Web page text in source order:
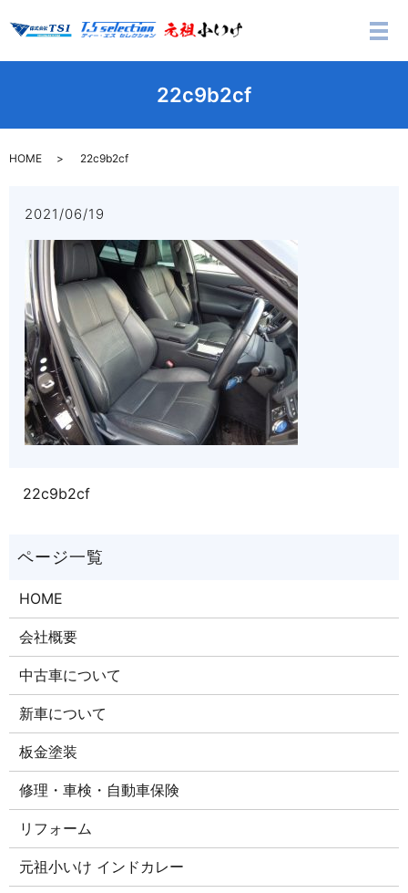
メ
22c9b2cf
HOME 22c9b2cf
2021/06/19
22c9b2cf
HOME
会社概要
中古車について
新車について
板金塗装
修理・車検・自動車保険
リフォーム
元祖小いけ インドカレー